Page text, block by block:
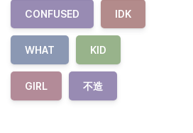
CONFUSED IDK
WHAT KID
GIRL 不造